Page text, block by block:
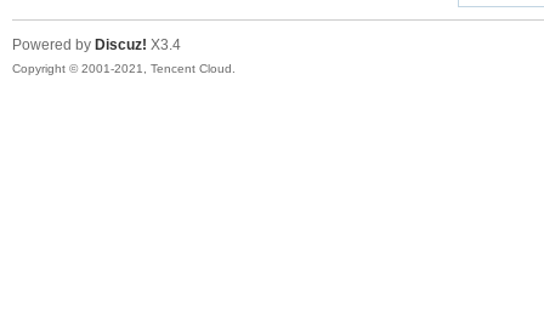
Powered by Discuz! X3.4
Copyright © 2001-2021, Tencent Cloud.